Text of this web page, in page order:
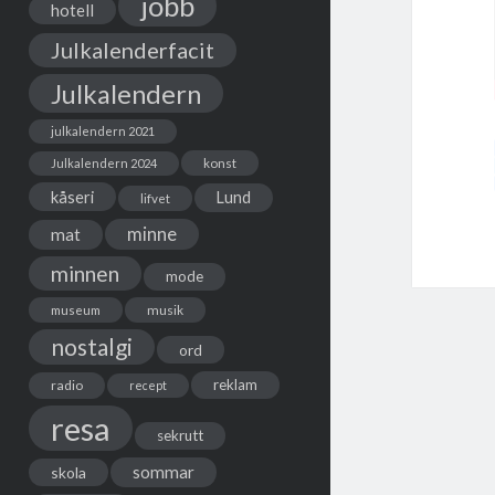
hotell
Julkalenderfacit
Julkalendern
julkalendern 2021
Julkalendern 2024 konst
kåseri lifvet Lund
mat minne
minnen mode
museum musik
nostalgi ord
radio recept reklam
resa sekrutt
skola sommar